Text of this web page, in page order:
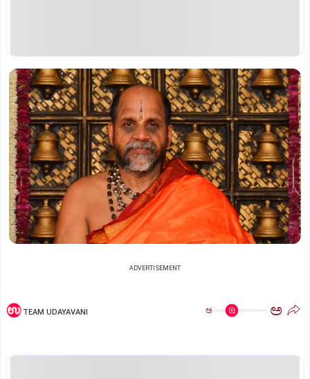
ADVERTISEMENT
TEAM UDAYAVANI ಅ ಅ